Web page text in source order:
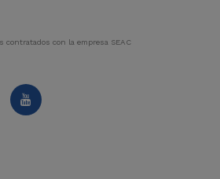
contratados con la empresa SEAC